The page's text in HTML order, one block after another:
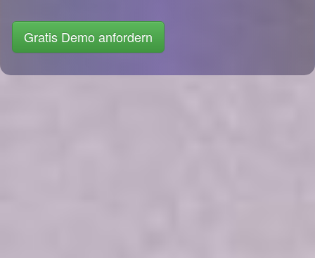
Gratis Demo anfordern